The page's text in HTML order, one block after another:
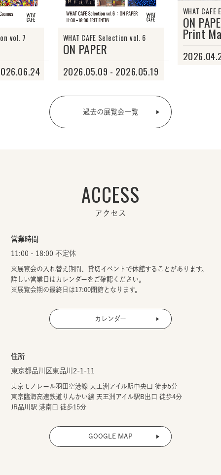
vol. 7 WHAT CAFE Selection vol. 6
ON PAPER
2026.05.09 - 2026.05.19
WHAT
ON
Print
過去の展覧会一覧
ACCESS
アクセス
営業時間
11:00 - 18:00 不定休
※展覧会の入れ替え期間、貸切イベントで休館することがあります。
詳しい営業日はカレンダーをご確認ください。
※展覧会期の最終日は17:00閉館となります。
カレンダー
住所
東京都品川区東品川2-1-11
東京モノレール羽田空港線 天王洲アイル駅中央口 徒歩5分
東京臨海高速鉄道りんかい線 天王洲アイル駅B出口 徒歩4分
JR品川駅 港南口 徒歩15分
GOOGLE MAP